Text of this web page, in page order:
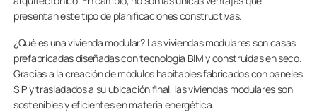
presentan este tipo de planificaciones constructivas.
¿Qué es una vivienda modular? Las viviendas modulares son casas
prefabricadas diseñadas con tecnología BIM y construidas en seco.
Gracias a la creación de módulos habitables fabricados con paneles
SIP y trasladados a su ubicación final, las viviendas modulares son
sostenibles y eficientes en materia energética.